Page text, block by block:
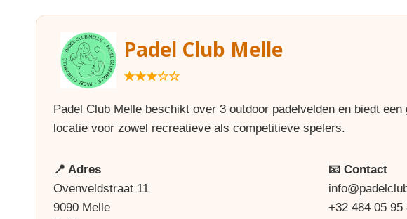
Padel Club Melle
★★★☆☆
Padel Club Melle beschikt over 3 outdoor padelvelden en biedt een
locatie voor zowel recreatieve als competitieve spelers.
📍 Adres
Ovenveldstraat 11
9090 Melle
📧 Contact
+32 484 05 95